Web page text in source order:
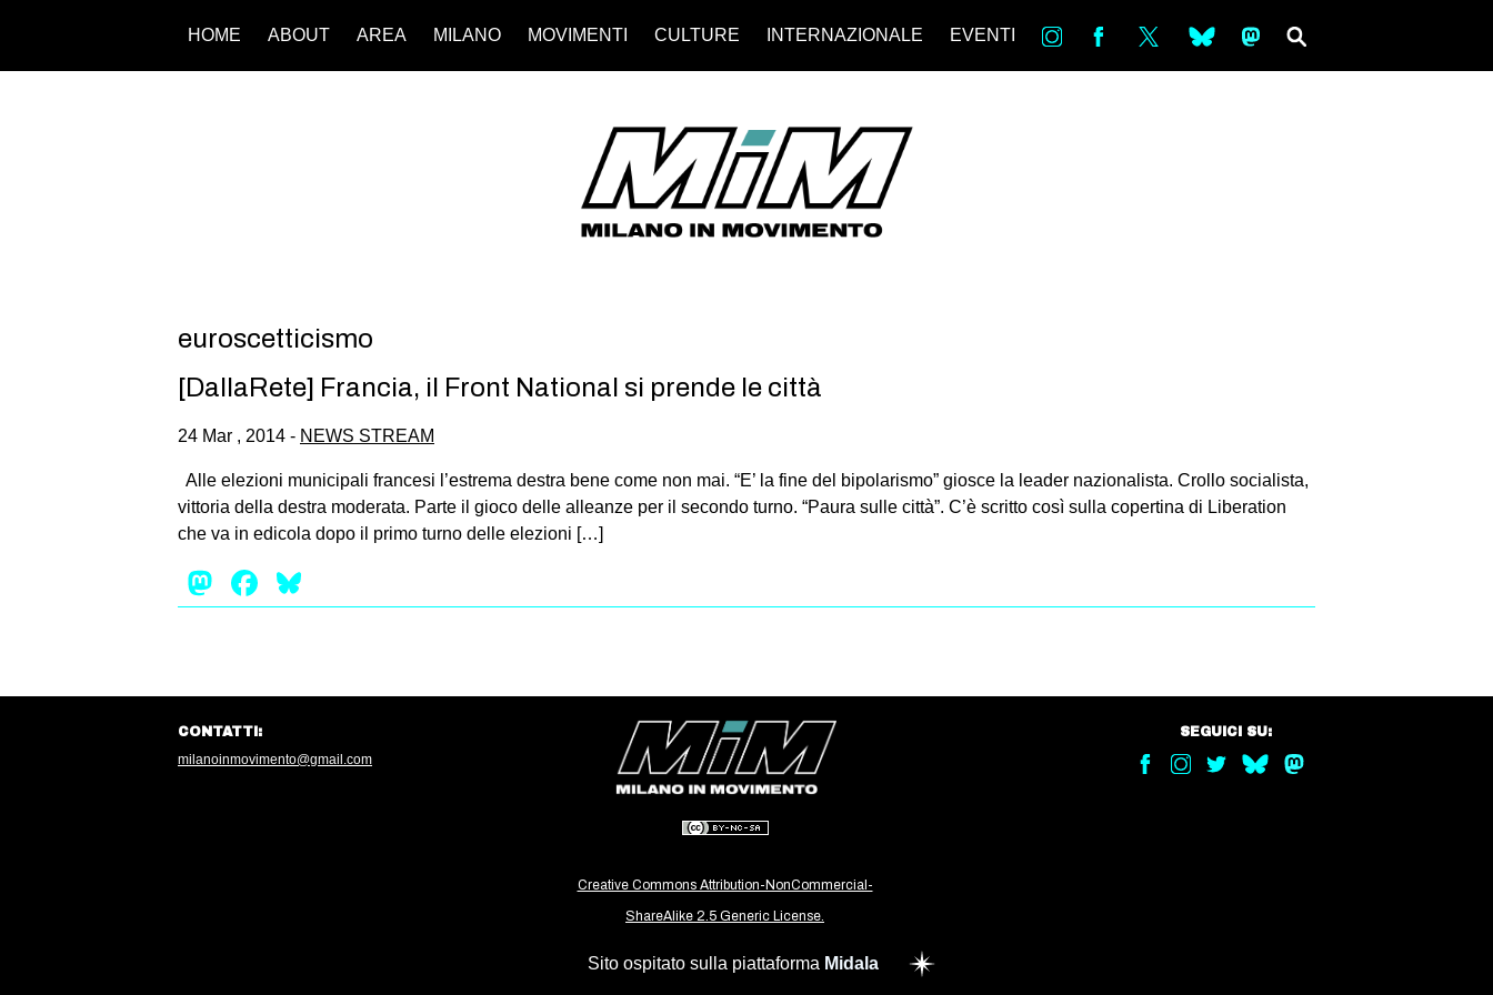
HOME ABOUT AREA MILANO MOVIMENTI CULTURE INTERNAZIONALE EVENTI in bsky ms
euroscetticismo
[DallaRete] Francia, il Front National si prende le città
24 Mar , 2014 - NEWS STREAM
Alle elezioni municipali francesi l’estrema destra bene come non mai. “E’ la fine del bipolarismo” giosce la leader nazionalista. Crollo socialista,
vittoria della destra moderata. Parte il gioco delle alleanze per il secondo turno. “Paura sulle città”. C’è scritto così sulla copertina di Liberation
che va in edicola dopo il primo turno delle elezioni […]
Mastodon
Facebook
Creative Commons Attribution-NonCommercial-
ShareAlike 2.5 Generic License.
CONTATTI:
milanoinmovimento@gmail.com
SEGUICI SU:
Sito ospitato sulla piattaforma Midala